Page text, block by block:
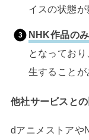
イスの状態が
NHK作品の
となってお
生することが
他社サービスと
dアニメストアや